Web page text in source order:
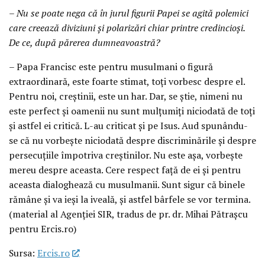
– Nu se poate nega că în jurul figurii Papei se agită polemici
care creează diviziuni și polarizări chiar printre credincioși.
De ce, după părerea dumneavoastră?
– Papa Francisc este pentru musulmani o figură
extraordinară, este foarte stimat, toți vorbesc despre el.
Pentru noi, creștinii, este un har. Dar, se știe, nimeni nu
este perfect și oamenii nu sunt mulțumiți niciodată de toți
și astfel ei critică. L-au criticat și pe Isus. Aud spunându-
se că nu vorbește niciodată despre discriminările și despre
persecuțiile împotriva creștinilor. Nu este așa, vorbește
mereu despre aceasta. Cere respect față de ei și pentru
aceasta dialoghează cu musulmanii. Sunt sigur că binele
rămâne și va ieși la iveală, și astfel bârfele se vor termina.
(material al Agenției SIR, tradus de pr. dr. Mihai Pătrașcu
pentru Ercis.ro)
Sursa: Ercis.ro